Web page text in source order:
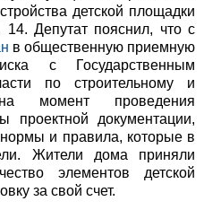
детской площадки
14. Депутат пояснил, что с
в общественную приемную
с Государственным
по строительному и
момент проведения
проектной документации,
и правила, которые в
Жители дома приняли
элементов детской
за свой счет.